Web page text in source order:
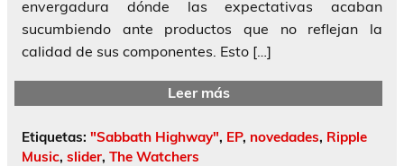
envergadura dónde las expectativas acaban
sucumbiendo ante productos que no reflejan la
calidad de sus componentes. Esto […]
Leer más
Etiquetas: "Sabbath Highway", EP, novedades, Ripple
Music, slider, The Watchers